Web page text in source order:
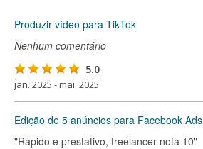
Produzir vídeo para TikTok
Nenhum comentário
5.0
jan. 2025 - mai. 2025
Edição de 5 anúncios para Facebook Ads
"Rápido e prestativo, freelancer nota 10"